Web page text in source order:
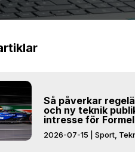
Så påverkar
och ny teknik
intresse för Formel
2026-07-15 Sport,